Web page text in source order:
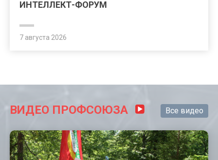
ИНТЕЛЛЕКТ-ФОРУМ
7 августа 2026
ВИДЕО ПРОФСОЮЗА Все видео